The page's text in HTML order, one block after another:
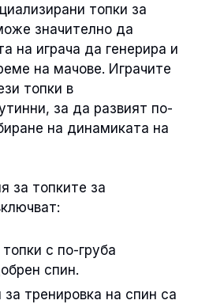
топки за
значително да
на играча да генерира и
на мачове. Играчите
топки в
за да развият по-
на динамиката на
за топките за
с по-груба
спин.
за тренировка на спин са